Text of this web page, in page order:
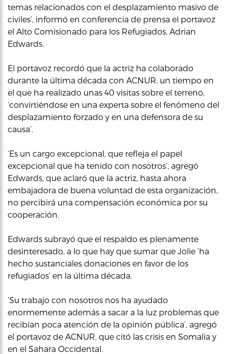
temas relacionados con el desplazamiento masivo de
civiles’, informó en conferencia de prensa el portavoz
el Alto Comisionado para los Refugiados, Adrian
Edwards.
El portavoz recordó que la actriz ha colaborado
durante la última década con ACNUR, un tiempo en
el que ha realizado unas 40 visitas sobre el terreno,
‘convirtiéndose en una experta sobre el fenómeno del
desplazamiento forzado y en una defensora de su
causa’.
‘Es un cargo excepcional, que refleja el papel
excepcional que ha tenido con nosotros’, agregó
Edwards, que aclaró que la actriz, hasta ahora
embajadora de buena voluntad de esta organización,
no percibirá una compensación económica por su
cooperación.
Edwards subrayó que el respaldo es plenamente
desinteresado, a lo que hay que sumar que Jolie ‘ha
hecho sustanciales donaciones en favor de los
refugiados’ en la última década.
‘Su trabajo con nosotros nos ha ayudado
enormemente además a sacar a la luz problemas que
recibían poca atención de la opinión pública’, agregó
el portavoz de ACNUR, que citó las crisis en Somalia y
en el Sahara Occidental.